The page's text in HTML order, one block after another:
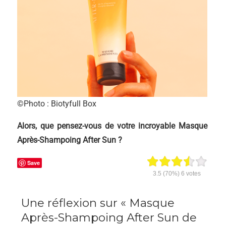
©Photo : Biotyfull Box
Alors, que pensez-vous de votre incroyable Masque
Après-Shampoing After Sun ?
3.5 (70%)6 votes
Save
Une réflexion sur « Masque
Après-Shampoing After Sun de